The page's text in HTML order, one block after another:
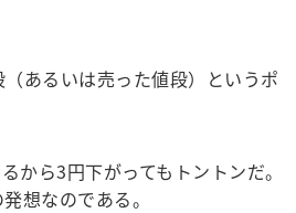
あるいは売った値段）というポ
ら3円下がってもトントンだ。
想なのである。